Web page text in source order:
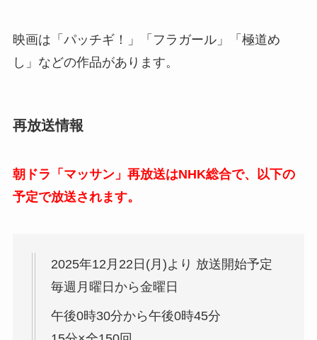
映画は「パッチギ！」「フラガール」「極道め
し」などの作品があります。
再放送情報
朝ドラ「マッサン」再放送はNHK総合で、以下の
予定で放送されます。
2025年12月22日(月)より 放送開始予定
毎週月曜日から金曜日
午後0時30分から午後0時45分